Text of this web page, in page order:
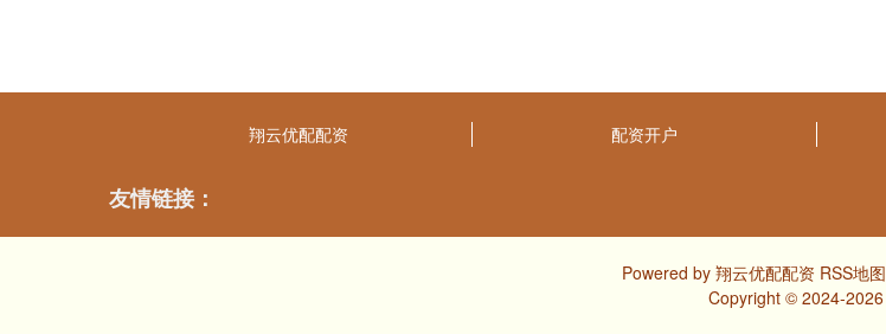
翔云优配配资 配资开户
友情链接：
Powered by 翔云优配配资 RSS地图
Copyright © 2024-2026